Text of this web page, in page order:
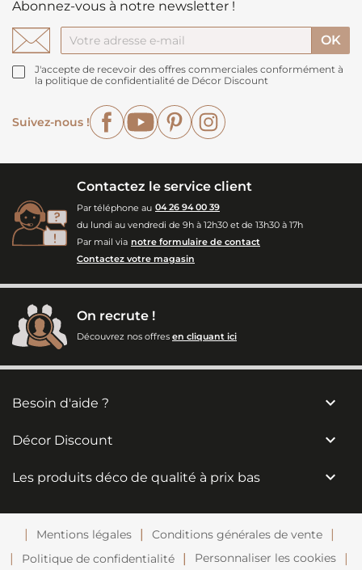
Abonnez-vous à notre newsletter !
J'accepte de recevoir des offres commerciales conformément à
la politique de confidentialité de Décor Discount
Suivez-nous !
FacebookYouTubePinterest
Contactez le service client
Par téléphone au 04 26 94 00 39
du lundi au vendredi de 9h à 12h30 et de 13h30 à 17h
Par mail via notre formulaire de contact
Contactez votre magasin
On recrute !
Découvrez nos offres en cliquant ici
Besoin d'aide ? 
Décor Discount 
Les produits déco de qualité à prix bas 
Mentions légales
Conditions générales de vente
Politique de confidentialité
Personnaliser les cookies